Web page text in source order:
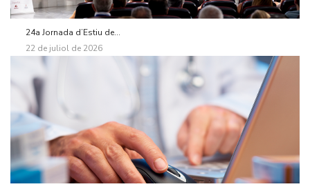
24a Jornada d’Estiu de...
22 de juliol de 2026